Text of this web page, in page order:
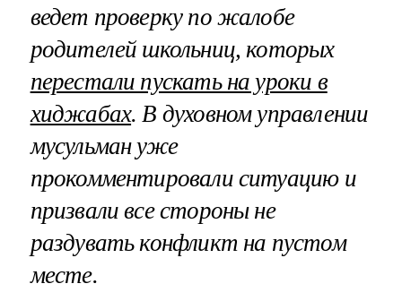
ведет проверку по жалобе
родителей школьниц, которых
перестали пускать на уроки в
хиджабах. В духовном управлении
мусульман уже
прокомментировали ситуацию и
призвали все стороны не
раздувать конфликт на пустом
месте.